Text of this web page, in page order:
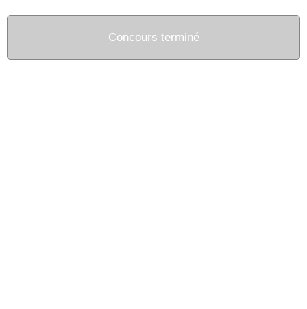
Concours terminé